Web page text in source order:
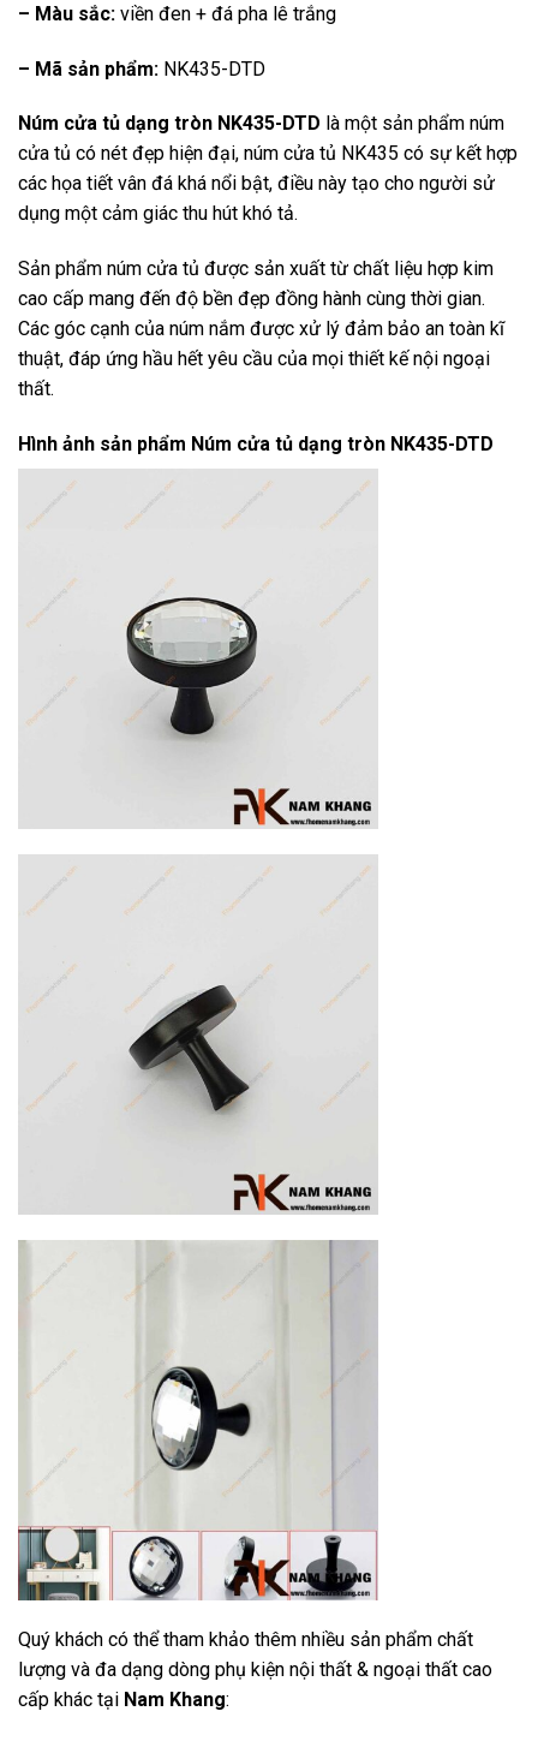
– Màu sắc: viền đen + đá pha lê trắng
– Mã sản phẩm: NK435-DTD
Núm cửa tủ dạng tròn NK435-DTD là một sản phẩm núm
cửa tủ có nét đẹp hiện đại, núm cửa tủ NK435 có sự kết hợp
các họa tiết vân đá khá nổi bật, điều này tạo cho người sử
dụng một cảm giác thu hút khó tả.
Sản phẩm núm cửa tủ được sản xuất từ chất liệu hợp kim
cao cấp mang đến độ bền đẹp đồng hành cùng thời gian.
Các góc cạnh của núm nắm được xử lý đảm bảo an toàn kĩ
thuật, đáp ứng hầu hết yêu cầu của mọi thiết kế nội ngoại
thất.
Hình ảnh sản phẩm Núm cửa tủ dạng tròn NK435-DTD
Quý khách có thể tham khảo thêm nhiều sản phẩm chất
lượng và đa dạng dòng phụ kiện nội thất & ngoại thất cao
cấp khác tại Nam Khang: